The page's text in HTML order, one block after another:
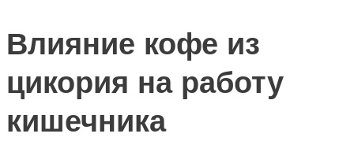
Влияние кофе из
цикория на работу
кишечника